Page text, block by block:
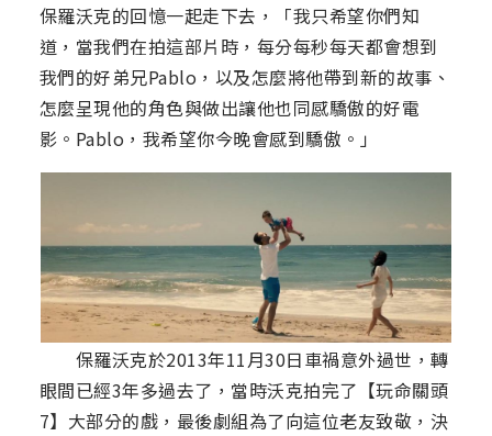
保羅沃克的回憶一起走下去，「我只希望你們知
道，當我們在拍這部片時，每分每秒每天都會想到
我們的好弟兄Pablo，以及怎麼將他帶到新的故事、
怎麼呈現他的角色與做出讓他也同感驕傲的好電
影。Pablo，我希望你今晚會感到驕傲。」
保羅沃克於2013年11月30日車禍意外過世，轉
眼間已經3年多過去了，當時沃克拍完了【玩命關頭
7】大部分的戲，最後劇組為了向這位老友致敬，決